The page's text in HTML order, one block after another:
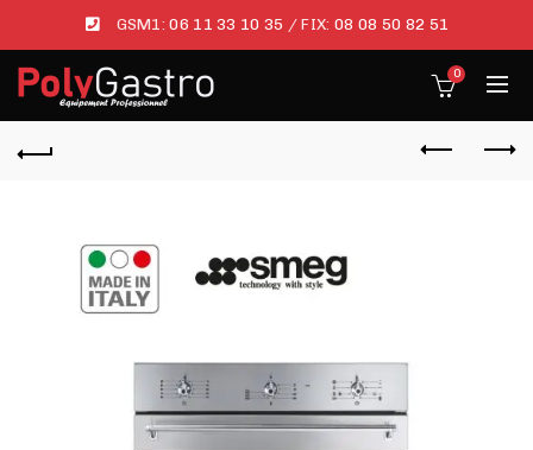
GSM1:06 11 33 10 35 / FIX: 08 08 50 82 51
0